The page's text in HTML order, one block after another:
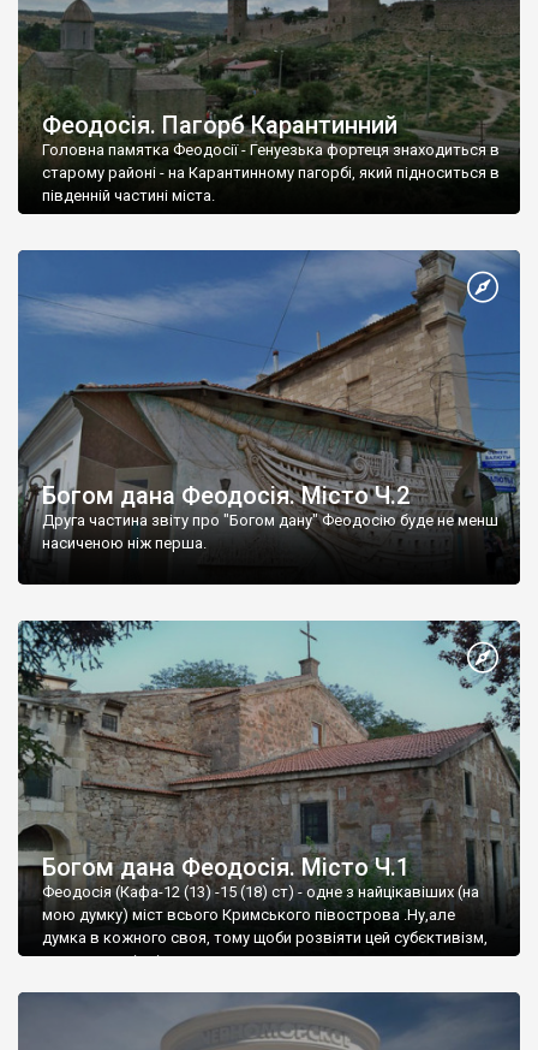
Феодосія. Пагорб Карантинний
Головна памятка Феодосії - Генуезька фортеця знаходиться в
старому районі - на Карантинному пагорбі, який підноситься в
південній частині міста.
Богом дана Феодосія. Місто Ч.2
Друга частина звіту про "Богом дану" Феодосію буде не менш
насиченою ніж перша.
Богом дана Феодосія. Місто Ч.1
Феодосія (Кафа-12 (13) -15 (18) ст) - одне з найцікавіших (на
мою думку) міст всього Кримського півострова .Ну,але
думка в кожного своя, тому щоби розвіяти цей субєктивізм,
запрошую відвідати це